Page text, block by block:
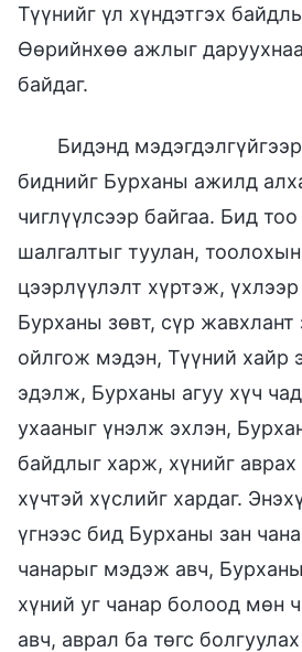
Түүнийг үл хүндэтгэх
Өөрийнхөө ажлыг
байдаг.
Бидэнд
биднийг Бурханы ажилд
чиглүүлсээр байгаа. Бид
шалгалтыг туулан, тоолохын
цээрлүүлэлт хүртэж,
Бурханы зөвт, сүр жавхлант
ойлгож мэдэн, Түүний хайр
эдэлж, Бурханы агуу хүч
ухааныг үнэлж эхлэн,
байдлыг харж, хүнийг аврах
хүчтэй хүслийг хардаг.
үгнээс бид Бурханы зан
чанарыг мэдэж авч,
хүний уг чанар болоод мөн
авч, аврал ба төгс